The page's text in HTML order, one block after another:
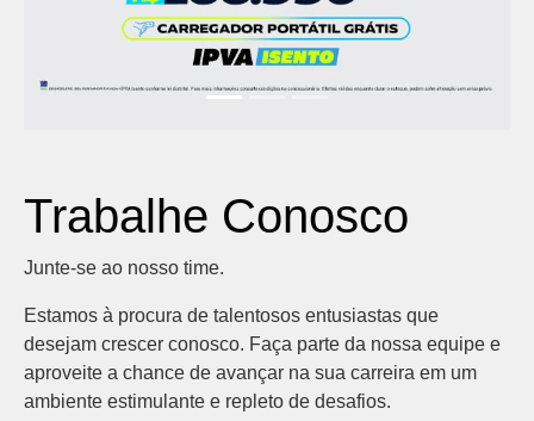
Trabalhe Conosco
Junte-se ao nosso time.
Estamos à procura de talentosos entusiastas que
desejam crescer conosco. Faça parte da nossa equipe e
aproveite a chance de avançar na sua carreira em um
ambiente estimulante e repleto de desafios.